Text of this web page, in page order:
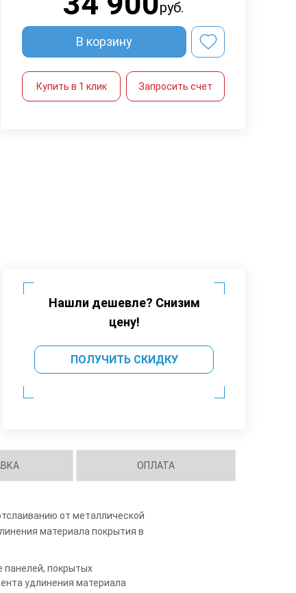
руб.
В корзину
Купить в 1 клик Запросить счет
Нашли дешевле? Снизим
цену!
ПОЛУЧИТЬ СКИДКУ
ОПЛАТА
от металлической
материала покрытия в
панелей, покрытых
удлинения материала